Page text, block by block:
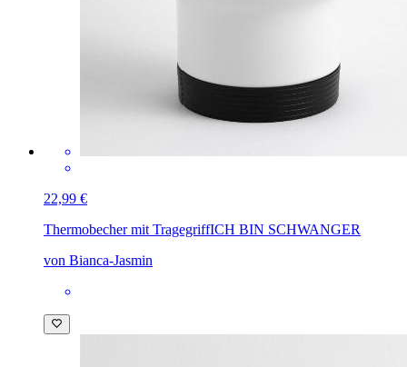
22,99 €
Thermobecher mit TragegriffICH BIN SCHWANGER
von Bianca-Jasmin